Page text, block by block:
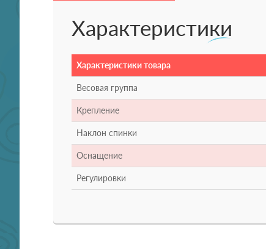
Характеристики
Характеристики товара
Весовая группа
Крепление
Наклон спинки
Оснащение
Регулировки